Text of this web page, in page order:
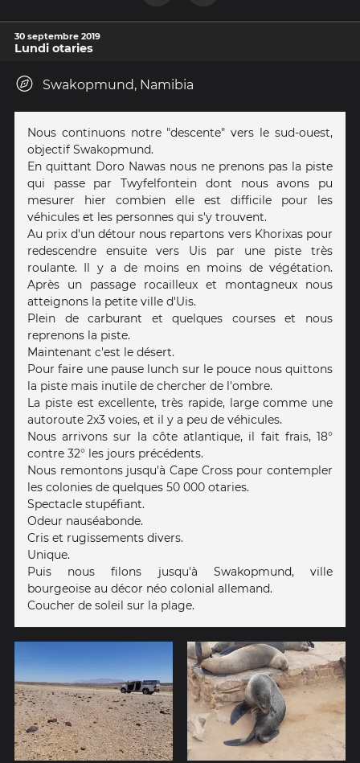
30 septembre 2019
Lundi otaries
Swakopmund, Namibia
Nous continuons notre "descente" vers le sud-ouest,
objectif Swakopmund.
En quittant Doro Nawas nous ne prenons pas la piste
qui passe par Twyfelfontein dont nous avons pu
mesurer hier combien elle est difficile pour les
véhicules et les personnes qui s'y trouvent.
Au prix d'un détour nous repartons vers Khorixas pour
redescendre ensuite vers Uis par une piste très
roulante. Il y a de moins en moins de végétation.
Après un passage rocailleux et montagneux nous
atteignons la petite ville d'Uis.
Plein de carburant et quelques courses et nous
reprenons la piste.
Maintenant c'est le désert.
Pour faire une pause lunch sur le pouce nous quittons
la piste mais inutile de chercher de l'ombre.
La piste est excellente, très rapide, large comme une
autoroute 2x3 voies, et il y a peu de véhicules.
Nous arrivons sur la côte atlantique, il fait frais, 18°
contre 32° les jours précédents.
Nous remontons jusqu'à Cape Cross pour contempler
les colonies de quelques 50 000 otaries.
Spectacle stupéfiant.
Odeur nauséabonde.
Cris et rugissements divers.
Unique.
Puis nous filons jusqu'à Swakopmund, ville
bourgeoise au décor néo colonial allemand.
Coucher de soleil sur la plage.